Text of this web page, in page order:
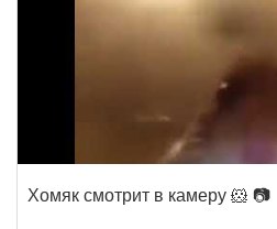
Хомяк смотрит в камеру 🐹 📷